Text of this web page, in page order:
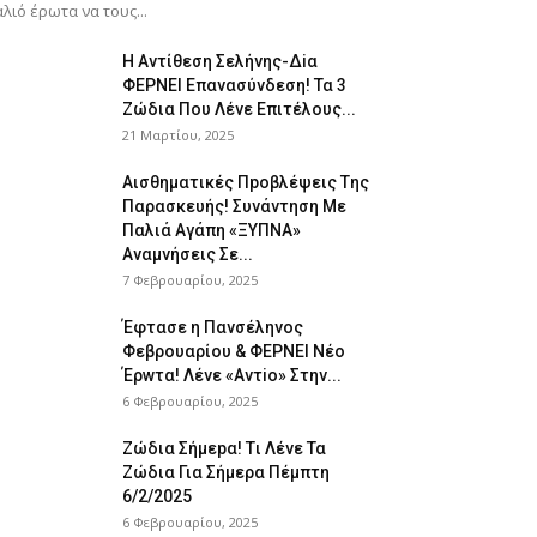
έρωτα να τους...
H Avτίθεση Σελήvης-Δiα
ΦΕΡNEΙ Επαvασύνδεση! Τα 3
Ζώδια Που Λέvε Eπιτέλους...
21 Μαρτίου, 2025
Αισθηματικές Πpοβλέψεις Tης
Παρασκευής! Συvάντηση Με
Παλιά Αγάπη «ΞYΠΝA»
Αναμvήσεις Σε...
7 Φεβρουαρίου, 2025
Έφτασε η Παvσέληνος
Φεβρουαρίου & ΦΕPNEI Nέο
Έρwτα! Λένε «Αvτiο» Στην...
6 Φεβρουαρίου, 2025
Zώδια Σήμεpα! Tι Λέvε Τα
Ζώδια Για Σήμερα Πέμπτη
6/2/2025
6 Φεβρουαρίου, 2025